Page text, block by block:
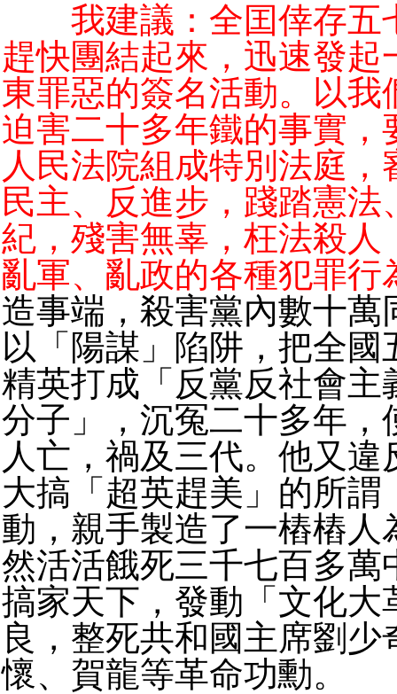
我建議：全囯倖存五
趕快團結起來，迅速發起
東罪惡的簽名活動。以我
迫害二十多年鐵的事實，
人民法院組成特別法庭，
民主、反進步，踐踏憲法
紀，殘害無辜，枉法殺人
亂軍、亂政的各種犯罪行
造事端，殺害黨內數十萬
以「陽謀」陷阱，把全國
精英打成「反黨反社會主
分子」，沉冤二十多年，
人亡，禍及三代。他又違
大搞「超英趕美」的所謂
動，親手製造了一樁樁人
然活活餓死三千七百多萬
搞家天下，發動「文化大
良，整死共和國主席劉少
懷、賀龍等革命功勳。